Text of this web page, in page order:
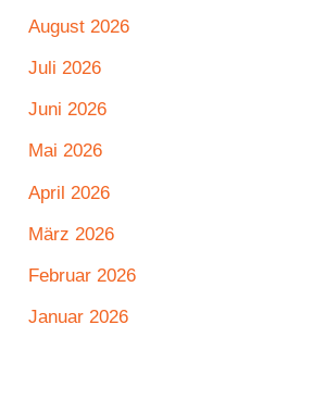
August 2026
Juli 2026
Juni 2026
Mai 2026
April 2026
März 2026
Februar 2026
Januar 2026